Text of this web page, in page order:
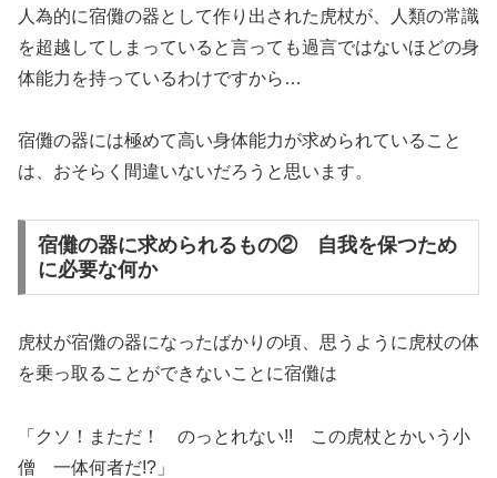
人為的に宿儺の器として作り出された虎杖が、人類の常識
を超越してしまっていると言っても過言ではないほどの身
体能力を持っているわけですから…
宿儺の器には極めて高い身体能力が求められていること
は、おそらく間違いないだろうと思います。
宿儺の器に求められるもの② 自我を保つため
に必要な何か
虎杖が宿儺の器になったばかりの頃、思うように虎杖の体
を乗っ取ることができないことに宿儺は
「クソ！まただ！ のっとれない!! この虎杖とかいう小
僧 一体何者だ!?」